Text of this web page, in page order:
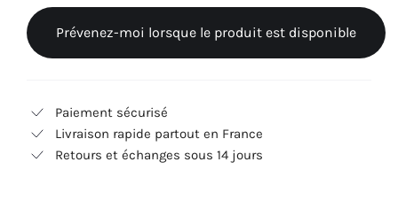
Prévenez-moi lorsque le produit est disponible
Paiement sécurisé
Livraison rapide partout en France
Retours et échanges sous 14 jours